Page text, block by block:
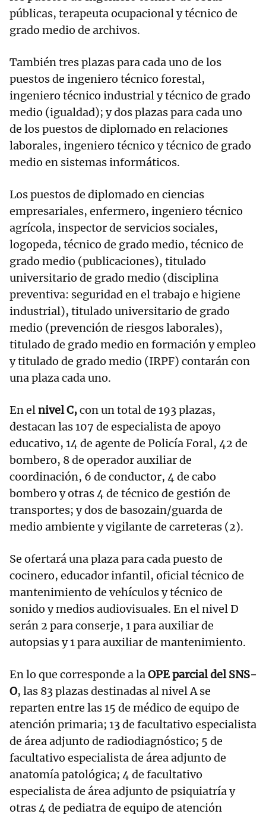
públicas, terapeuta ocupacional y técnico de
grado medio de archivos.
También tres plazas para cada uno de los
puestos de ingeniero técnico forestal,
ingeniero técnico industrial y técnico de grado
medio (igualdad); y dos plazas para cada uno
de los puestos de diplomado en relaciones
laborales, ingeniero técnico y técnico de grado
medio en sistemas informáticos.
Los puestos de diplomado en ciencias
empresariales, enfermero, ingeniero técnico
agrícola, inspector de servicios sociales,
logopeda, técnico de grado medio, técnico de
grado medio (publicaciones), titulado
universitario de grado medio (disciplina
preventiva: seguridad en el trabajo e higiene
industrial), titulado universitario de grado
medio (prevención de riesgos laborales),
titulado de grado medio en formación y empleo
y titulado de grado medio (IRPF) contarán con
una plaza cada uno.
En elnivel C,con un total de 193 plazas,
destacan las 107 de especialista de apoyo
educativo, 14 de agente de Policía Foral, 42 de
bombero, 8 de operador auxiliar de
coordinación, 6 de conductor, 4 de cabo
bombero y otras 4 de técnico de gestión de
transportes; y dos de basozain/guarda de
medio ambiente y vigilante de carreteras (2).
Se ofertará una plaza para cada puesto de
cocinero, educador infantil, oficial técnico de
mantenimiento de vehículos y técnico de
sonido y medios audiovisuales. En el nivel D
serán 2 para conserje, 1 para auxiliar de
autopsias y 1 para auxiliar de mantenimiento.
En lo que corresponde a laOPE parcial del SNS-
O, las 83 plazas destinadas al nivel A se
reparten entre las 15 de médico de equipo de
atención primaria; 13 de facultativo especialista
de área adjunto de radiodiagnóstico; 5 de
facultativo especialista de área adjunto de
anatomía patológica; 4 de facultativo
especialista de área adjunto de psiquiatría y
otras 4 de pediatra de equipo de atención